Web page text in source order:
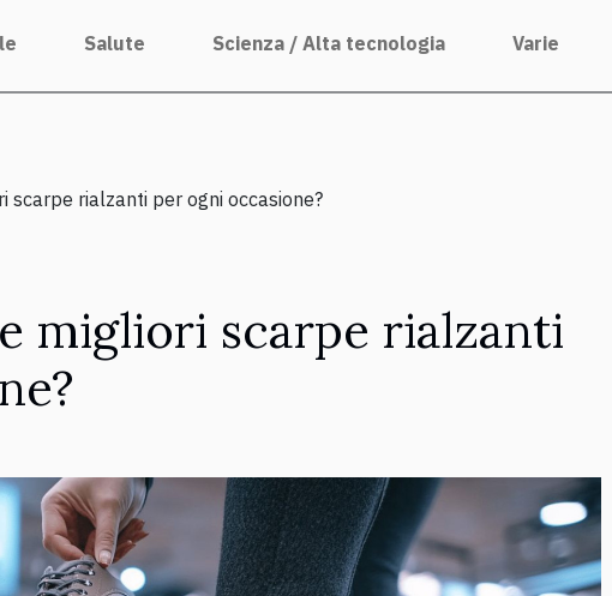
Salute Scienza / Alta tecnologia Varie
scarpe rialzanti per ogni occasione?
migliori scarpe rialzanti